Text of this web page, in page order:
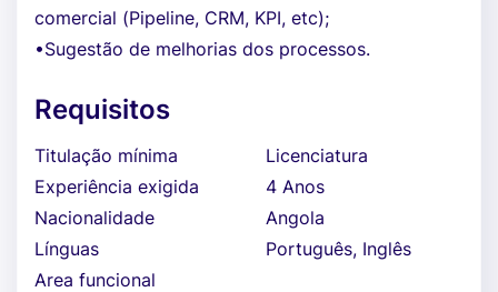
comercial (Pipeline, CRM, KPI, etc);
•Sugestão de melhorias dos processos.
Requisitos
Titulação mínima
Licenciatura
Experiência exigida
4 Anos
Nacionalidade
Angola
Línguas
Português, Inglês
Area funcional